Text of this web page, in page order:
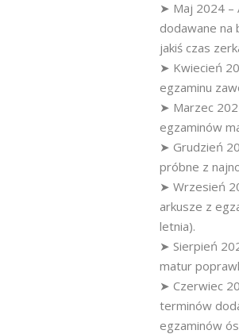
➤ Maj 2024 –
dodawane na
jakiś czas
➤ Kwiecień
egzaminu
➤ Marzec
egzaminów
➤ Grudzień
próbne z
➤ Wrzesień
arkusze z
letnia).
➤ Sierpień
matur
➤ Czerwiec
terminów
egzaminów